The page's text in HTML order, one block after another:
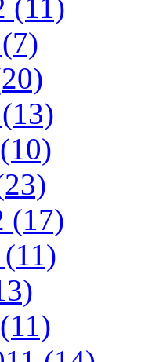
(11)
(17)